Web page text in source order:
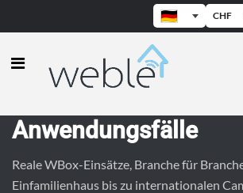
CHF
Weble —
Anwendungsfälle
Reale WBox-Einsätze, Branche für
Einfamilienhaus bis zu internationalen